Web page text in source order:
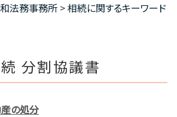
法務事務所 >相続に関するキーワード
分割協議書
の処分